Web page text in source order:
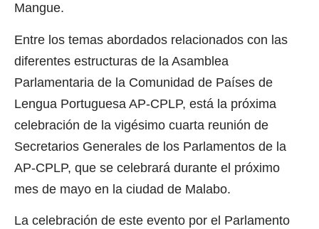
Mangue.
Entre los temas abordados relacionados con las
diferentes estructuras de la Asamblea
Parlamentaria de la Comunidad de Países de
Lengua Portuguesa AP-CPLP, está la próxima
celebración de la vigésimo cuarta reunión de
Secretarios Generales de los Parlamentos de la
AP-CPLP, que se celebrará durante el próximo
mes de mayo en la ciudad de Malabo.
La celebración de este evento por el Parlamento